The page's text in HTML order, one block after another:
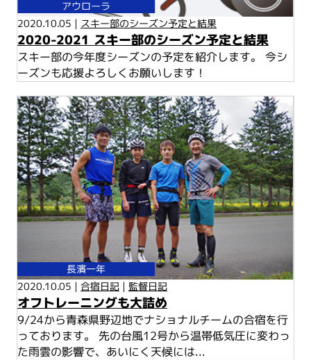
アウローラ
2020.10.05 | スキー部のシーズン予定と結果
2020-2021 スキー部のシーズン予定と結果
スキー部の今年度シーズンの予定を紹介します。 今シ
ーズンも応援よろしくお願いします！
長濱一年
2020.10.05 | 合宿日記| 監督日記
オフトレーニングも大詰め
9/24から青森県野辺地でナショナルチームの合宿を行
っております。 先の台風12号から温帯低気圧に変わっ
た雨雲の影響で、あいにく天候には...